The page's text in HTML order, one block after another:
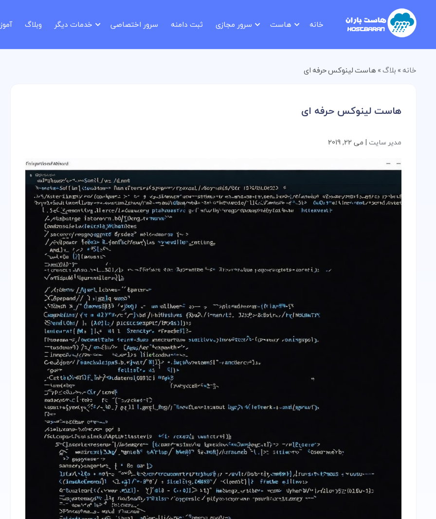
خانه هاست سرور مجازی ثبت دامنه سرور اختصاصی خدمات دیگر وبلاگ
خانه»بلاگ»هاست لینوکس حرفه ای
هاست لینوکس حرفه ای
مدیر سایت | می 22, 2019